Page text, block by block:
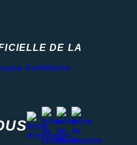
DE LA
instagram
facebook
stravayoutube